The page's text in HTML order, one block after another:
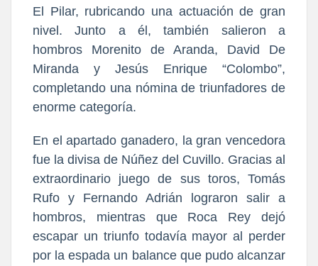
El Pilar, rubricando una actuación de gran
nivel. Junto a él, también salieron a
hombros Morenito de Aranda, David De
Miranda y Jesús Enrique “Colombo”,
completando una nómina de triunfadores de
enorme categoría.
En el apartado ganadero, la gran vencedora
fue la divisa de Núñez del Cuvillo. Gracias al
extraordinario juego de sus toros, Tomás
Rufo y Fernando Adrián lograron salir a
hombros, mientras que Roca Rey dejó
escapar un triunfo todavía mayor al perder
por la espada un balance que pudo alcanzar